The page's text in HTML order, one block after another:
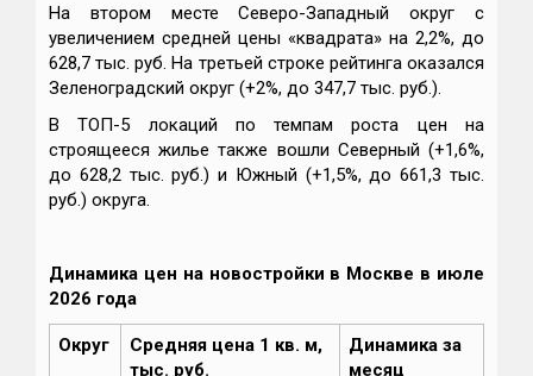
На втором месте Северо-Западный округ с
увеличением средней цены «квадрата» на 2,2%, до
628,7 тыс. руб. На третьей строке рейтинга оказался
Зеленоградский округ (+2%, до 347,7 тыс. руб.).
В ТОП-5 локаций по темпам роста цен на
строящееся жилье также вошли Северный (+1,6%,
до 628,2 тыс. руб.) и Южный (+1,5%, до 661,3 тыс.
руб.) округа.
Динамика цен на новостройки в Москве в июле
2026 года
Округ
Средняя цена 1 кв. м,
тыс. руб.
Динамика за
месяц